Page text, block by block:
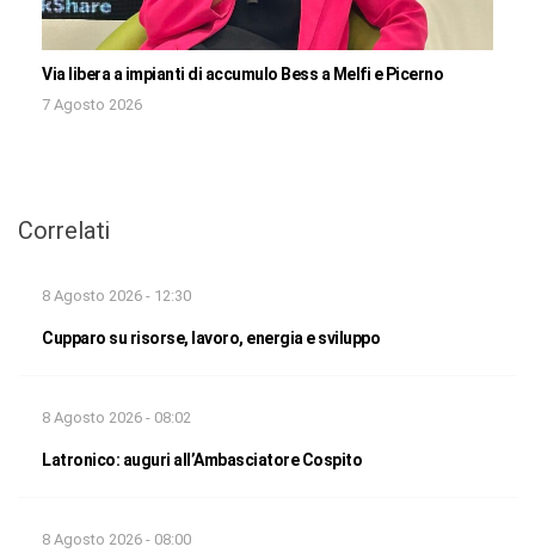
Via libera a impianti di accumulo Bess a Melfi e Picerno
7 Agosto 2026
Correlati
8 Agosto 2026 - 12:30
Cupparo su risorse, lavoro, energia e sviluppo
8 Agosto 2026 - 08:02
Latronico: auguri all’Ambasciatore Cospito
8 Agosto 2026 - 08:00